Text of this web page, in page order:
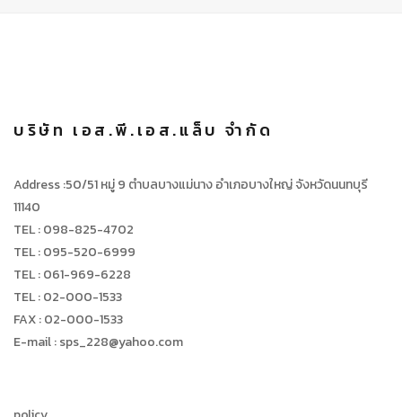
บริษัท เอส.พี.เอส.แล็บ จำกัด
Address :50/51 หมู่ 9 ตำบลบางแม่นาง อำเภอบางใหญ่ จังหวัดนนทบุรี
11140
TEL : 098-825-4702
TEL : 095-520-6999
TEL : 061-969-6228
TEL : 02-000-1533
FAX : 02-000-1533
E-mail : sps_228@yahoo.com